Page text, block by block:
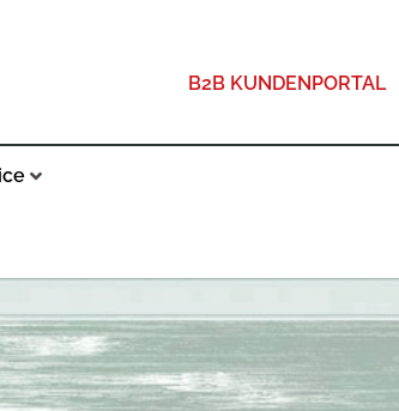
B2B KUNDENPORTAL
GLASTÜRE –
INFORMATIONEN